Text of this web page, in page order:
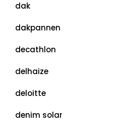
dak
dakpannen
decathlon
delhaize
deloitte
denim solar